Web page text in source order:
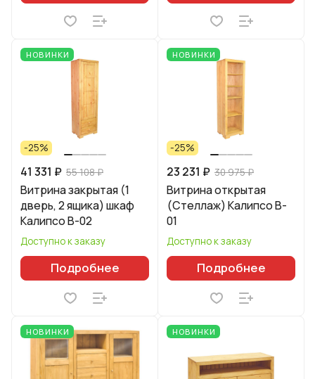
НОВИНКИ
-25%
41 331 ₽ 55 108 ₽
Витрина закрытая (1
дверь, 2 ящика) шкаф
Калипсо B-02
Доступно к заказу
Подробнее
НОВИНКИ
-25%
23 231 ₽ 30 975 ₽
Витрина открытая
(Стеллаж) Калипсо B-
01
Доступно к заказу
Подробнее
НОВИНКИ НОВИНКИ